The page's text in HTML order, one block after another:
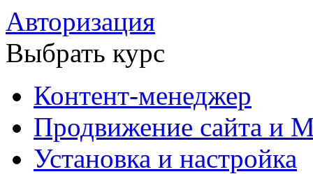
Авторизация
Выбрать курс
Контент-менеджер
Продвижение сайта и
Установка и настройка